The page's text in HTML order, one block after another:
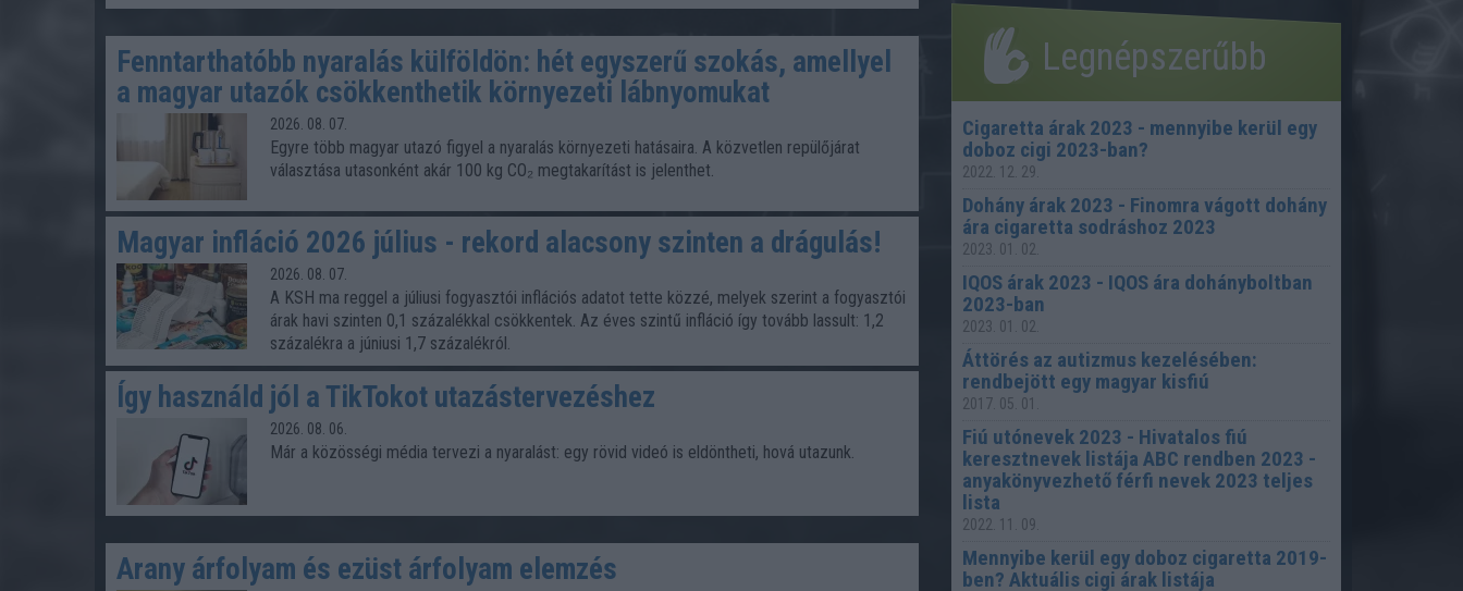
Fenntarthatóbb nyaralás külföldön: hét egyszerű szokás, amellyel
a magyar utazók csökkenthetik környezeti lábnyomukat
2026. 08. 07.
Egyre több magyar utazó figyel a nyaralás környezeti hatásaira. A közvetlen repülőjárat
választása utasonként akár 100 kg CO₂ megtakarítást is jelenthet.
Magyar infláció 2026 július - rekord alacsony szinten a drágulás!
2026. 08. 07.
A KSH ma reggel a júliusi fogyasztói inflációs adatot tette közzé, melyek szerint a fogyasztói
árak havi szinten 0,1 százalékkal csökkentek. Az éves szintű infláció így tovább lassult: 1,2
százalékra a júniusi 1,7 százalékról.
Így használd jól a TikTokot utazástervezéshez
2026. 08. 06.
Már a közösségi média tervezi a nyaralást: egy rövid videó is eldöntheti, hová utazunk.
Arany árfolyam és ezüst árfolyam elemzés
Legnépszerűbb
Cigaretta árak 2023 - mennyibe kerül egy
doboz cigi 2023-ban?
2022. 12. 29.
Dohány árak 2023 - Finomra vágott dohány
ára cigaretta sodráshoz 2023
2023. 01. 02.
IQOS árak 2023 - IQOS ára dohányboltban
2023-ban
2023. 01. 02.
Áttörés az autizmus kezelésében:
rendbejött egy magyar kisfiú
2017. 05. 01.
Fiú utónevek 2023 - Hivatalos fiú
keresztnevek listája ABC rendben 2023 -
anyakönyvezhető férfi nevek 2023 teljes
lista
2022. 11. 09.
Mennyibe kerül egy doboz cigaretta 2019-
ben? Aktuális cigi árak listája